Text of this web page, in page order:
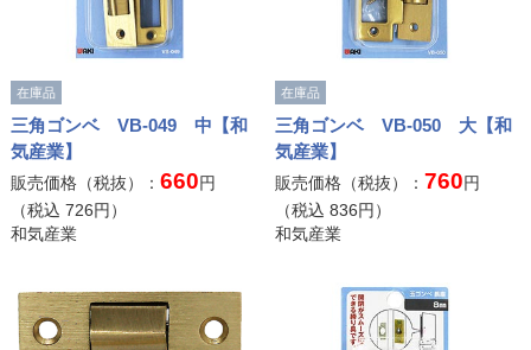
在庫品
三角ゴンベ VB-049 中【和
気産業】
販売価格（税抜）： 660円
（税込 726円）
和気産業
在庫品
三角ゴンベ VB-050 大【和
気産業】
販売価格（税抜）： 760円
（税込836円）
和気産業